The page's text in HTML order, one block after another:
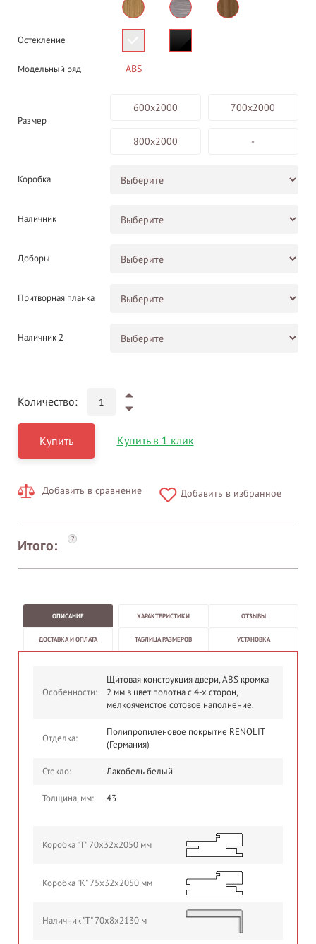
Остекление
Модельный ряд ABS
Размер
600х2000 700х2000
800х2000 -
Коробка
Наличник
Доборы
Притворная планка
Наличник 2
Количество:
Купить Купить в 1 клик
Добавить в сравнение Добавить в избранное
Итого: ?
ОПИСАНИЕ ХАРАКТЕРИСТИКИ ОТЗЫВЫ
ДОСТАВКА И ОПЛАТА ТАБЛИЦА РАЗМЕРОВ УСТАНОВКА
Особенности:
Щитовая конструкция двери, ABS кромка
2 мм в цвет полотна с 4-х сторон,
мелкоячеистое сотовое наполнение.
Отделка:
Полипропиленовое покрытие RENOLIT
(Германия)
Стекло: Лакобель белый
Толщина, мм: 43
Коробка "Т" 70х32х2050 мм
Коробка "К" 75х32х2050 мм
Наличник "Т" 70х8х2130 м